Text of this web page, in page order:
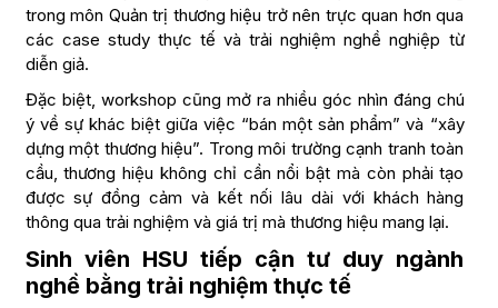
trong môn Quản trị thương hiệu trở nên trực quan hơn qua
các case study thực tế và trải nghiệm nghề nghiệp từ
diễn giả.
Đặc biệt, workshop cũng mở ra nhiều góc nhìn đáng chú
ý về sự khác biệt giữa việc “bán một sản phẩm” và “xây
dựng một thương hiệu”. Trong môi trường cạnh tranh toàn
cầu, thương hiệu không chỉ cần nổi bật mà còn phải tạo
được sự đồng cảm và kết nối lâu dài với khách hàng
thông qua trải nghiệm và giá trị mà thương hiệu mang lại.
Sinh viên HSU tiếp cận tư duy ngành
nghề bằng trải nghiệm thực tế